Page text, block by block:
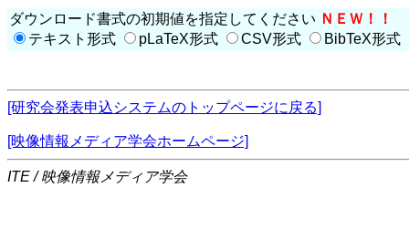
ダウンロード書式の初期値を指定してください ＮＥＷ！！
テキスト形式
pLaTeX形式 CSV形式 BibTeX形式
[研究会発表申込システムのトップページに戻る]
[映像情報メディア学会ホームページ]
ITE / 映像情報メディア学会